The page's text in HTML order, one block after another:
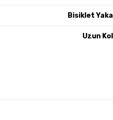
Bisiklet Yaka
Uzun Kol